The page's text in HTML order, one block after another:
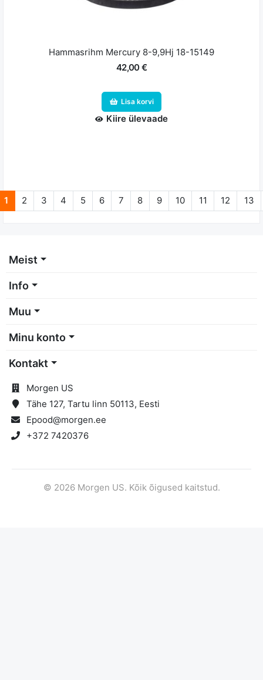
Hammasrihm Mercury 8-9,9Hj 18-15149
42,00 €
Lisa korvi
Kiire ülevaade
1 2 3 4 5 6 7 8 9 10 11 12 13
Meist
Info
Muu
Minu konto
Kontakt
Morgen US
Tähe 127, Tartu linn 50113, Eesti
Epood@morgen.ee
+372 7420376
© 2026 Morgen US. Kõik õigused kaitstud.